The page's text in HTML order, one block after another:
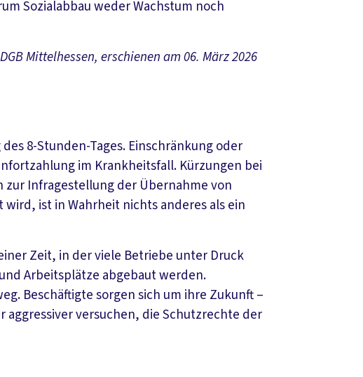
Sozialabbau weder Wachstum noch
Mittelhessen, erschienen am 06. März 2026
8-Stunden-Tages. Einschränkung oder
im Krankheitsfall. Kürzungen bei
Infragestellung der Übernahme von
ist in Wahrheit nichts anderes als ein
Zeit, in der viele Betriebe unter Druck
Arbeitsplätze abgebaut werden.
Beschäftigte sorgen sich um ihre Zukunft –
versuchen, die Schutzrechte der